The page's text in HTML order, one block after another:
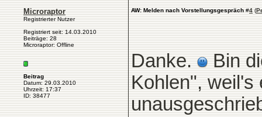
Microraptor
Registrierter Nutzer
Registriert seit: 14.03.2010
Beiträge: 28
Microraptor: Offline
Beitrag
Datum: 29.03.2010
Uhrzeit: 17:37
ID: 38477
AW: Melden nach Vorstellungsgespräch #4 (
Danke.
Bin
Kohlen", weil's